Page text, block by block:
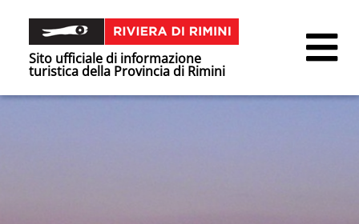
Sito ufficiale di informazione
turistica della Provincia di Rimini